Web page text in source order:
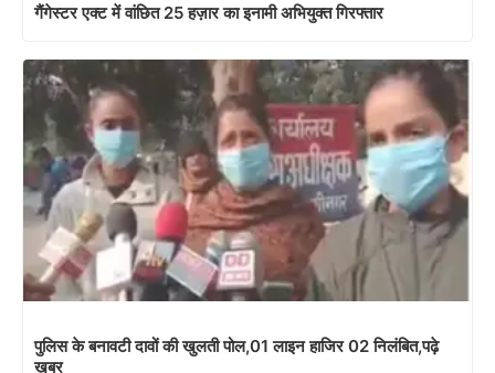
गैंगेस्टर एक्ट में वांछित 25 हज़ार का इनामी अभियुक्त गिरफ्तार
पुलिस के बनावटी दावों की खुलती पोल,01 लाइन हाजिर 02 निलंबित,पढ़े
ख़बर